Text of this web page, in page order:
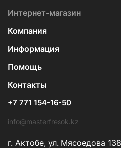
Интернет-магазин
Компания
Информация
Помощь
Контакты
+7 771 154-16-50
info@masterfresok.kz
г. Актобе, ул. Мясоедова 138